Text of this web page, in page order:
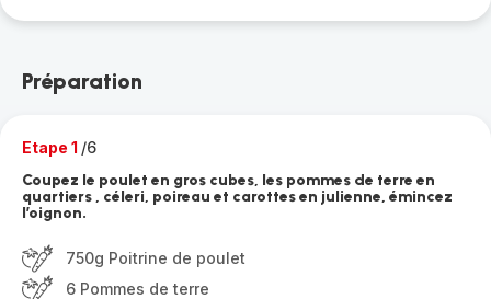
Préparation
Etape 1 /6
Coupez le poulet en gros cubes, les pommes de terre en
quartiers , céleri, poireau et carottes en julienne, émincez
l’oignon.
750g Poitrine de poulet
6 Pommes de terre